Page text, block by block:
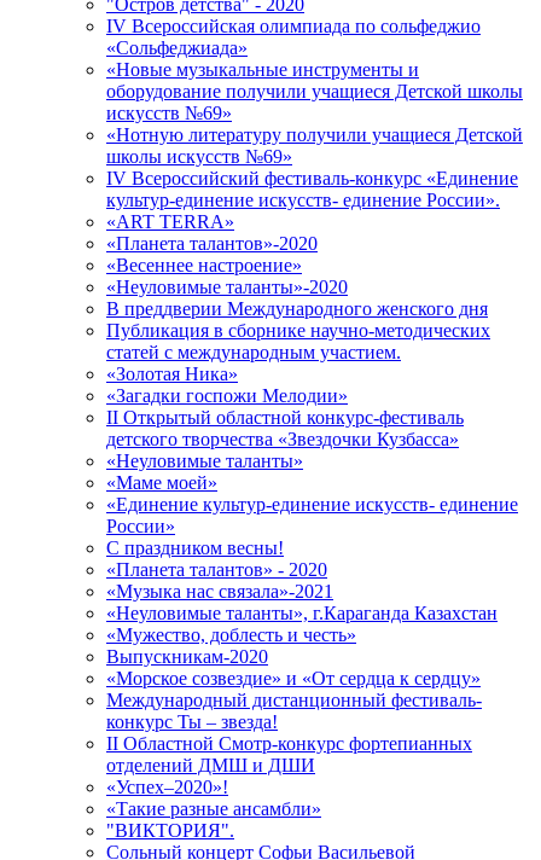
"Остров детства" - 2020
IV Всероссийская олимпиада по сольфеджио
«Сольфеджиада»
«Новые музыкальные инструменты и
оборудование получили учащиеся Детской школы
искусств №69»
«Нотную литературу получили учащиеся Детской
школы искусств №69»
IV Всероссийский фестиваль-конкурс «Единение
культур-единение искусств- единение России».
«ART TERRA»
«Планета талантов»-2020
«Весеннее настроение»
«Неуловимые таланты»-2020
В преддверии Международного женского дня
Публикация в сборнике научно-методических
статей с международным участием.
«Золотая Ника»
«Загадки госпожи Мелодии»
II Открытый областной конкурс-фестиваль
детского творчества «Звездочки Кузбасса»
«Неуловимые таланты»
«Маме моей»
«Единение культур-единение искусств- единение
России»
C праздником весны!
«Планета талантов» - 2020
«Музыка нас связала»-2021
«Неуловимые таланты», г.Караганда Казахстан
«Мужество, доблесть и честь»
Выпускникам-2020
«Морское созвездие» и «От сердца к сердцу»
Международный дистанционный фестиваль-
конкурс Ты – звезда!
II Областной Смотр-конкурс фортепианных
отделений ДМШ и ДШИ
«Успех–2020»!
«Такие разные ансамбли»
"ВИКТОРИЯ".
Сольный концерт Софьи Васильевой